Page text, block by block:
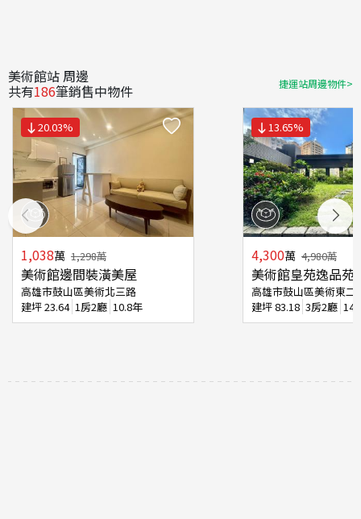
美術館站 周邊
共有186筆銷售中物件 捷運站周邊物件>
20.03%
1,038萬 1,298萬
美術館邊間裝潢美屋
高雄市鼓山區美術北三路
建坪23.64 1房2廳 10.8年
13.65%
4,300萬 4,980萬
美術館皇苑逸品苑
高雄市鼓山區美術東二
建坪83.18 3房2廳